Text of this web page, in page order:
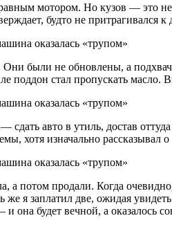
мотором. Но кузов — это
будто не
были не обновлены, а
поддон стал пропускать масло.
авто в утиль, достав
хотя изначально
а потом продали. Когда
же я заплатил две, ожидая
она будет вечной, а оказалось